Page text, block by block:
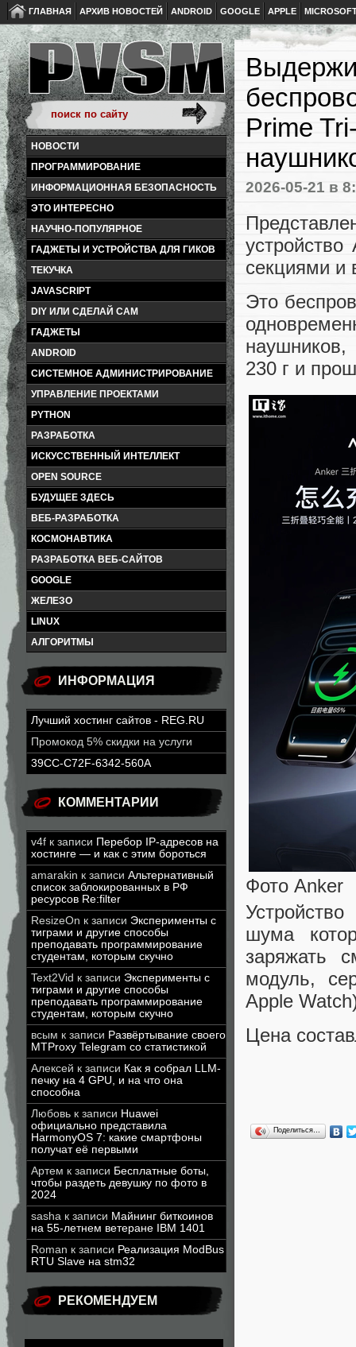
ГЛАВНАЯ АРХИВ НОВОСТЕЙ ANDROID GOOGLE APPLE
НОВОСТИ
ПРОГРАММИРОВАНИЕ
ИНФОРМАЦИОННАЯ БЕЗОПАСНОСТЬ
ЭТО ИНТЕРЕСНО
НАУЧНО-ПОПУЛЯРНОЕ
ГАДЖЕТЫ И УСТРОЙСТВА ДЛЯ ГИКОВ
ТЕКУЧКА
JAVASCRIPT
DIY ИЛИ СДЕЛАЙ САМ
ГАДЖЕТЫ
ANDROID
СИСТЕМНОЕ АДМИНИСТРИРОВАНИЕ
УПРАВЛЕНИЕ ПРОЕКТАМИ
PYTHON
РАЗРАБОТКА
ИСКУССТВЕННЫЙ ИНТЕЛЛЕКТ
OPEN SOURCE
БУДУЩЕЕ ЗДЕСЬ
ВЕБ-РАЗРАБОТКА
КОСМОНАВТИКА
РАЗРАБОТКА ВЕБ-САЙТОВ
GOOGLE
ЖЕЛЕЗО
LINUX
АЛГОРИТМЫ
ИНФОРМАЦИЯ
Лучший хостинг сайтов - REG.RU
Промокод 5% скидки на услуги
39CC-C72F-6342-560A
КОММЕНТАРИИ
v4f к записи Перебор IP-адресов на
хостинге — и как с этим бороться
amarakin к записи Альтернативный
список заблокированных в РФ
ресурсов Re:filter
ResizeOn к записи Эксперименты с
тиграми и другие способы
преподавать программирование
студентам, которым скучно
Text2Vid к записи Эксперименты с
тиграми и другие способы
преподавать программирование
студентам, которым скучно
всым к записи Развёртывание своего
MTProxy Telegram со статистикой
Алексей к записи Как я собрал LLM-
печку на 4 GPU, и на что она
способна
Любовь к записи Huawei
официально представила
HarmonyOS 7: какие смартфоны
получат её первыми
Артем к записи Бесплатные боты,
чтобы раздеть девушку по фото в
2024
sasha к записи Майнинг биткоинов
на 55-летнем ветеране IBM 1401
Roman к записи Реализация ModBus
RTU Slave на stm32
РЕКОМЕНДУЕМ
Prime
2026-05-21 в
секциями и
Это
230 г и
Фото Anker
шума
заряжать
модуль,
Apple
Цена
Поделиться…